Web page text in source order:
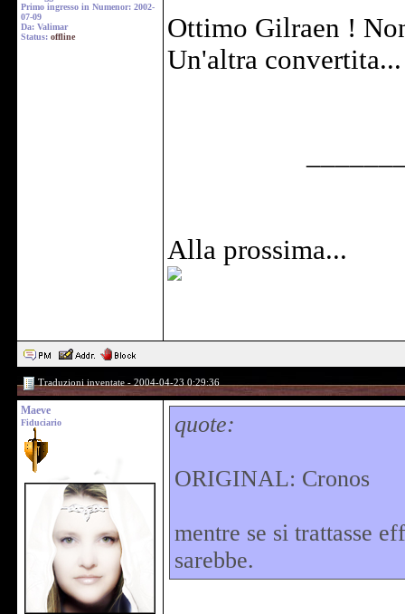
Primo ingresso in Numenor: 2002-
07-09
Da: Valimar
Status: offline
Ottimo Gilraen !
Un'altra
Alla prossima...
Traduzioni inventate - 2004-04-23 0:29:36
Maeve
Fiduciario quote:
ORIGINAL: Cronos
mentre se si trattasse
sarebbe.